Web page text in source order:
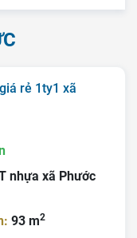
rẻ 1ty1 xã
nhựa xã Phước
93 m2